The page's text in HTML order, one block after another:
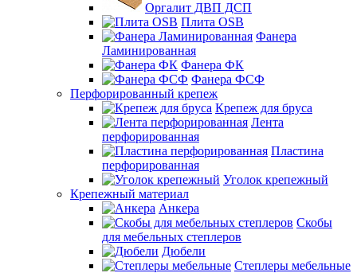
Оргалит ДВП ДСП
Плита OSB
Фанера
Ламинированная
Фанера ФК
Фанера ФСФ
Перфорированный крепеж
Крепеж для бруса
Лента
перфорированная
Пластина
перфорированная
Уголок крепежный
Крепежный материал
Анкера
Скобы
для мебельных степлеров
Дюбели
Степлеры мебельные